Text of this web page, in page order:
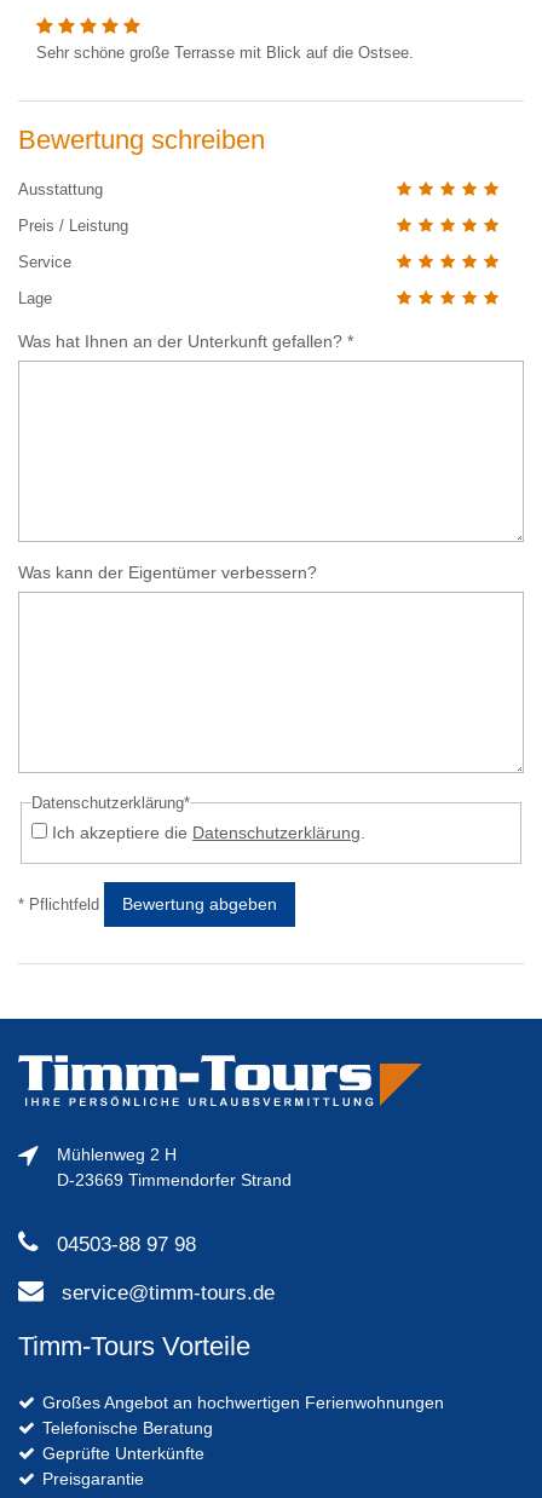
Sehr schöne große Terrasse mit Blick auf die Ostsee.
Bewertung schreiben
Ausstattung
Preis / Leistung
Service
Lage
Was hat Ihnen an der Unterkunft gefallen? *
Was kann der Eigentümer verbessern?
Datenschutzerklärung*
Ich akzeptiere die Datenschutzerklärung
* Pflichtfeld Bewertung abgeben
Mühlenweg 2 H
D-23669 Timmendorfer Strand
04503-88 97 98
service@timm-tours.de
Timm-Tours Vorteile
Großes Angebot an hochwertigen Ferienwohnungen
Telefonische Beratung
Geprüfte Unterkünfte
Preisgarantie